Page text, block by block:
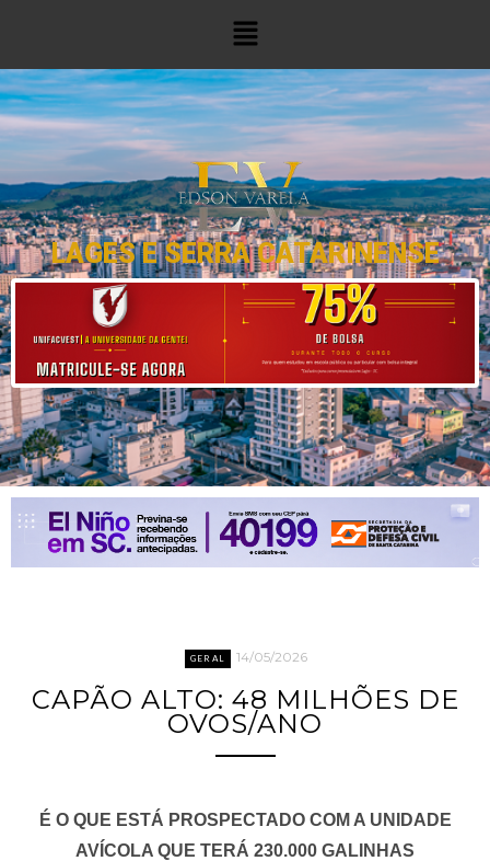
LAGES E SERRA CATARINENSE
GERAL 14/05/2026
CAPÃO ALTO: 48 MILHÕES DE
OVOS/ANO
É O QUE ESTÁ PROSPECTADO COM A UNIDADE
AVÍCOLA QUE TERÁ 230.000 GALINHAS